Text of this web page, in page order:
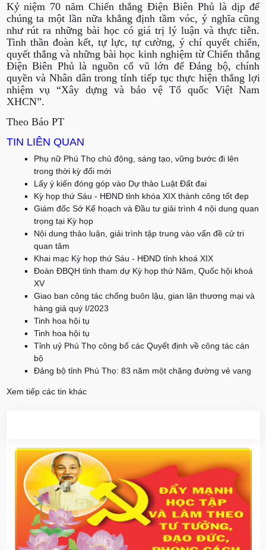
Kỷ niệm 70 năm Chiến thắng Điện Biên Phủ là dịp để
chúng ta một lần nữa khẳng định tầm vóc, ý nghĩa cũng
như rút ra những bài học có giá trị lý luận và thực tiễn.
Tinh thần đoàn kết, tự lực, tự cường, ý chí quyết chiến,
quyết thắng và những bài học kinh nghiệm từ Chiến thắng
Điện Biên Phủ là nguồn cổ vũ lớn để Đảng bộ, chính
quyền và Nhân dân trong tỉnh tiếp tục thực hiện thắng lợi
nhiệm vụ “Xây dựng và bảo vệ Tổ quốc Việt Nam
XHCN”.
Theo Báo PT
TIN LIÊN QUAN
Phụ nữ Phú Thọ chủ động, sáng tạo, vững bước đi lên
trong thời kỳ đổi mới
Lấy ý kiến đóng góp vào Dự thảo Luật Đất đai
Kỳ họp thứ Sáu - HĐND tỉnh khóa XIX thành công tốt đẹp
Giám đốc Sở Kế hoạch và Đầu tư giải trình 4 nội dung quan
trọng tại Kỳ họp
Nội dung thảo luận, giải trình tập trung vào vấn đề cử tri
quan tâm
Khai mạc Kỳ họp thứ Sáu - HĐND tỉnh khoá XIX
Đoàn ĐBQH tỉnh tham dự Kỳ họp thứ Năm, Quốc hội khoá
XV
Giao ban công tác chống buôn lậu, gian lận thương mại và
hàng giả quý I/2023
Tinh hoa hội tụ
Tinh hoa hội tụ
Tỉnh uỷ Phú Thọ công bố các Quyết định về công tác cán
bộ
Đảng bộ tỉnh Phú Thọ: 83 năm một chặng đường vẻ vang
Xem tiếp các tin khác